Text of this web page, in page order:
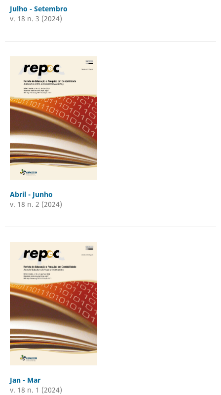
Julho - Setembro
v. 18 n. 3 (2024)
Abril - Junho
v. 18 n. 2 (2024)
Jan - Mar
v. 18 n. 1 (2024)